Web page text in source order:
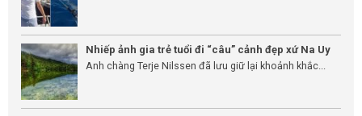
Nhiếp ảnh gia trẻ tuổi đi “câu” cảnh đẹp xứ Na Uy
Anh chàng Terje Nilssen đã lưu giữ lại khoảnh khắc...